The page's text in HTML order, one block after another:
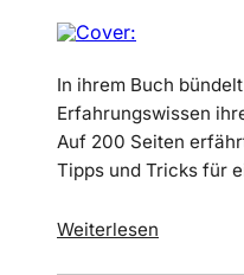
In ihrem Buch
Erfahrungswissen
Auf 200 Seiten
Tipps und Tricks für
Weiterlesen